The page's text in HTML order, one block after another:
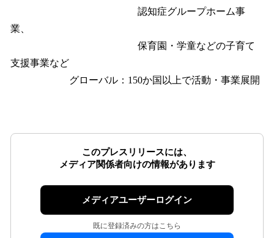
認知症グループホーム事
業、
保育園・学童などの子育て
支援事業など
グローバル：150か国以上で活動・事業展開
このプレスリリースには、
メディア関係者向けの情報があります
メディアユーザーログイン
既に登録済みの方はこちら